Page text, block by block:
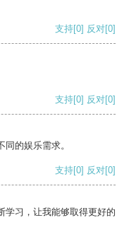
支持[0] 反对[0]
支持[0] 反对[0]
的娱乐需求。
支持[0] 反对[0]
学习，让我能够取得更好的